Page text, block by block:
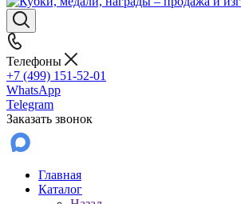
Телефоны
+7 (499) 151-52-01
WhatsApp
Telegram
Заказать звонок
Главная
Каталог